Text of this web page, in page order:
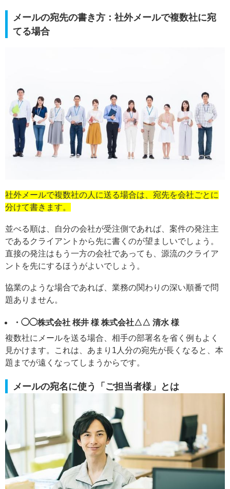
メールの宛先の書き方：社外メールで複数社に宛
てる場合
社外メールで複数社の人に送る場合は、宛先を会社ごとに
分けて書きます。
並べる順は、自分の会社が受注側であれば、案件の発注主
であるクライアントから先に書くのが望ましいでしょう。
直接の発注はもう一方の会社であっても、源流のクライア
ントを先にするほうがよいでしょう。
協業のような場合であれば、業務の関わりの深い順番で問
題ありません。
・◯◯株式会社 桜井 様 株式会社△△ 清水 様
複数社にメールを送る場合、相手の部署名を省く例もよく
見かけます。これは、あまり1人分の宛先が長くなると、本
題までが遠くなってしまうからです。
メールの宛名に使う「ご担当者様」とは